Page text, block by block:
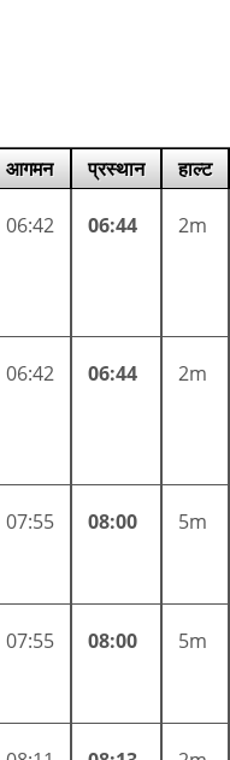
आगमन प्रस्थान हाल्ट
06:42 06:44 2m
06:42 06:44 2m
07:55 08:00 5m
07:55 08:00 5m